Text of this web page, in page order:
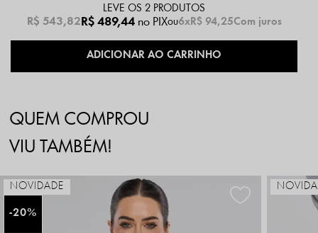
LEVE OS 2 PRODUTOS
R$ 543,82 R$ 489,44no PIX 6xR$ 94,25Com juros
QUEM COMPROU
VIU TAMBÉM!
20%
NOVIDADE